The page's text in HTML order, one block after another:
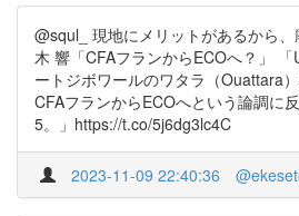
@squl_ 現地にメリットがあるから
木 響「CFAフランからECOへ？」
ートジボワールのワタラ（Ouattara
CFAフランからECOへという論調に
5。」https://t.co/5j6dg3lc4C
2023-11-09 22:40:36